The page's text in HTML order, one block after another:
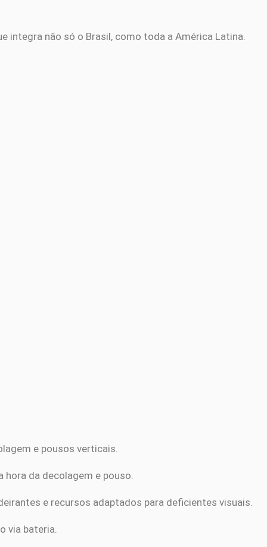
integra não só o Brasil, como toda a América Latina.
e pousos verticais.
da decolagem e pouso.
e recursos adaptados para deficientes visuais.
via bateria.